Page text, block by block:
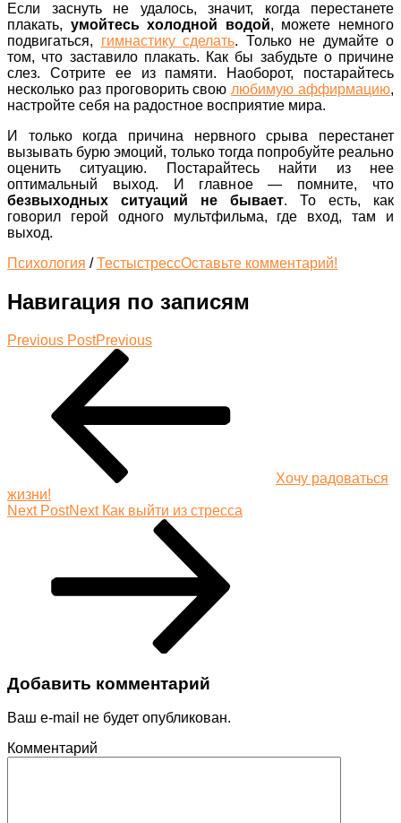
Если заснуть не удалось, значит, когда перестанете
плакать, умойтесь холодной водой, можете немного
подвигаться, гимнастику сделать. Только не думайте о
том, что заставило плакать. Как бы забудьте о причине
слез. Сотрите ее из памяти. Наоборот, постарайтесь
несколько раз проговорить свою любимую аффирмацию,
настройте себя на радостное восприятие мира.
И только когда причина нервного срыва перестанет
вызывать бурю эмоций, только тогда попробуйте реально
оценить ситуацию. Постарайтесь найти из нее
оптимальный выход. И главное — помните, что
безвыходных ситуаций не бывает. То есть, как
говорил герой одного мультфильма, где вход, там и
выход.
Психология /ТестыстрессОставьте комментарий!
Навигация по записям
Previous PostPrevious
Хочу радоваться
жизни!
Next PostNext Как выйти из стресса
Добавить комментарий
Ваш e-mail не будет опубликован.
Комментарий